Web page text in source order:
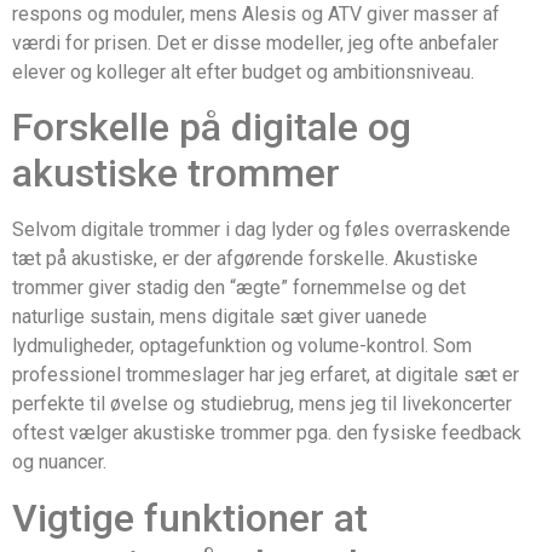
respons og moduler, mens Alesis og ATV giver masser af
værdi for prisen. Det er disse modeller, jeg ofte anbefaler
elever og kolleger alt efter budget og ambitionsniveau.
Forskelle på digitale og
akustiske trommer
Selvom digitale trommer i dag lyder og føles overraskende
tæt på akustiske, er der afgørende forskelle. Akustiske
trommer giver stadig den “ægte” fornemmelse og det
naturlige sustain, mens digitale sæt giver uanede
lydmuligheder, optagefunktion og volume-kontrol. Som
professionel trommeslager har jeg erfaret, at digitale sæt er
perfekte til øvelse og studiebrug, mens jeg til livekoncerter
oftest vælger akustiske trommer pga. den fysiske feedback
og nuancer.
Vigtige funktioner at